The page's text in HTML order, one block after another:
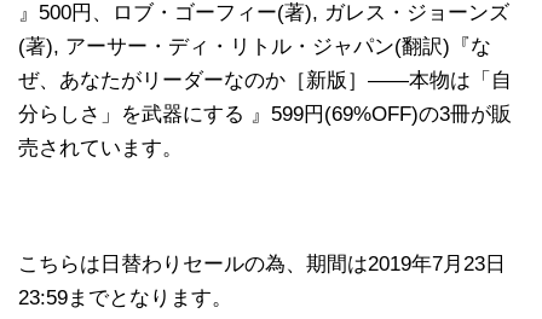
』500円、ロブ・ゴーフィー(著), ガレス・ジョーンズ
(著), アーサー・ディ・リトル・ジャパン(翻訳)『な
ぜ、あなたがリーダーなのか［新版］――本物は「自
分らしさ」を武器にする 』599円(69%OFF)の3冊が販
売されています。
こちらは日替わりセールの為、期間は2019年7月23日
23:59までとなります。